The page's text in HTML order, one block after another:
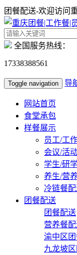
团餐配送-欢迎访问
全国服务热线：
17338388561
Toggle navigation 导
网站首页
食堂承包
样餐展示
员工/工
会议/活
学生/研
养生/营
冷链餐
团餐配送
团餐配送
营养餐
渝中区
九龙坡